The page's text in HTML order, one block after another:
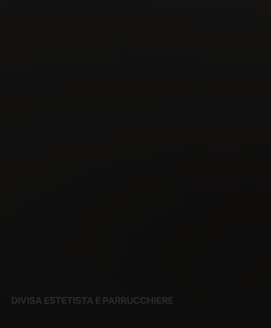
DIVISA ESTETISTA E PARRUCCHIERE